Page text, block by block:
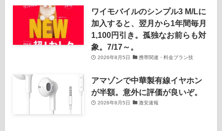
ワイモバイルのシンプル3 M/Lに
加入すると、翌月から1年間毎月
1,100円引き。孤独なお前らも対
象。7/17～。
2026年8月5日 携帯関連・料金プラン技
アマゾンで中華製有線イヤホン
が半額。意外に評価が良いぞ。
2026年8月5日 激安速報